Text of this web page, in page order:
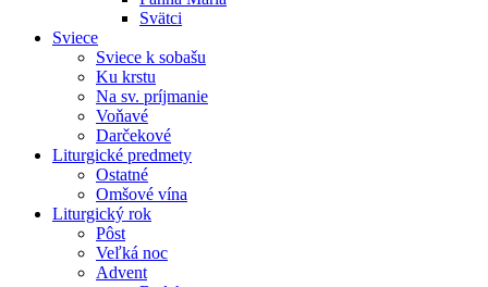
Svätci
Sviece
Sviece k sobašu
Ku krstu
Na sv. príjmanie
Voňavé
Darčekové
Liturgické predmety
Ostatné
Omšové vína
Liturgický rok
Pôst
Veľká noc
Advent